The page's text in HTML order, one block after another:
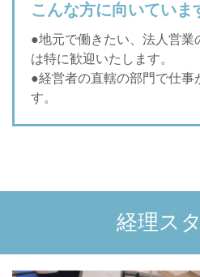
こんな方に向いていま
●地元で働きたい、法人営業
は特に歓迎いたします。
●経営者の直轄の部門で仕事
す。
経理ス